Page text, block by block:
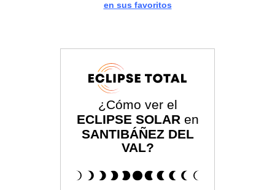
en sus favoritos
¿Cómo ver el
ECLIPSE SOLAR en
SANTIBÁÑEZ DEL
VAL?